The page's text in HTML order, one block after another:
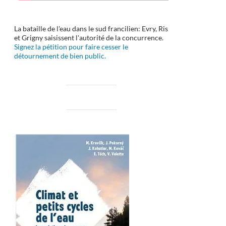
La bataille de l'eau dans le sud francilien: Evry, Ris
et Grigny saisissent l'autorité de la concurrence.
Signez la pétition pour faire cesser le
détournement de bien public.